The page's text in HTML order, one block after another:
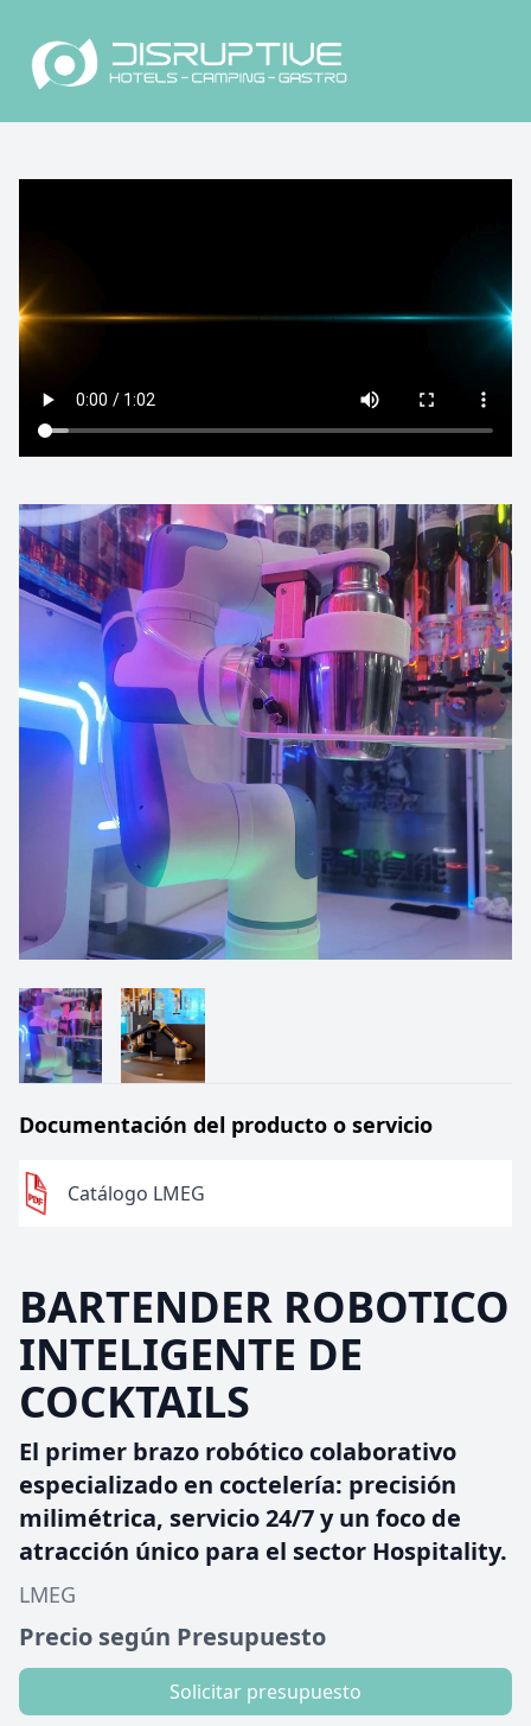
Documentación del producto o servicio
Catálogo LMEG
BARTENDER ROBOTICO
INTELIGENTE DE
COCKTAILS
El primer brazo robótico colaborativo
especializado en coctelería: precisión
milimétrica, servicio 24/7 y un foco de
atracción único para el sector Hospitality.
LMEG
Precio según Presupuesto
Solicitar presupuesto